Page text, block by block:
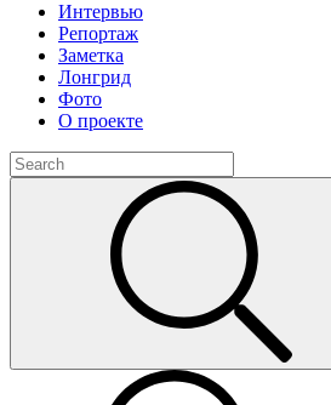
Интервью
Репортаж
Заметка
Лонгрид
Фото
О проекте